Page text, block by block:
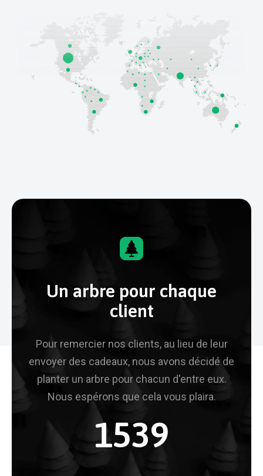
Un arbre pour chaque
client
Pour remercier nos clients, au lieu de leur
envoyer des cadeaux, nous avons décidé de
planter un arbre pour chacun d'entre eux.
Nous espérons que cela vous plaira.
1989
Nous étions présenté dans